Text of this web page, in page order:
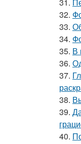
32.
33.
34.
35. В
36.
37.
38.
39.
40.